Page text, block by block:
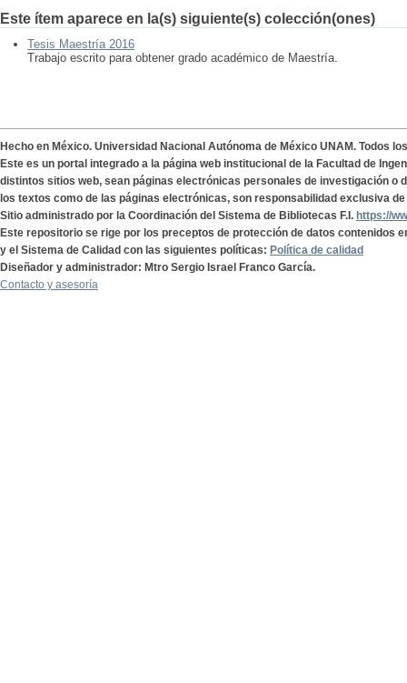
Este ítem aparece en la(s) siguiente(s) colección(ones)
Tesis Maestría 2016
Trabajo escrito para obtener grado académico de Maestría.
Hecho en México. Universidad Nacional Autónoma de México UNAM. Todos
Este es un portal integrado a la página web institucional de la Facultad de
distintos sitios web, sean páginas electrónicas personales de investigación o
los textos como de las páginas electrónicas, son responsabilidad exclusiva
Sitio administrado por la Coordinación del Sistema de Bibliotecas F.I. https://
Este repositorio se rige por los preceptos de protección de datos contenidos
y el Sistema de Calidad con las siguientes políticas: Política de calidad
Diseñador y administrador: Mtro Sergio Israel Franco García.
Contacto y asesoría